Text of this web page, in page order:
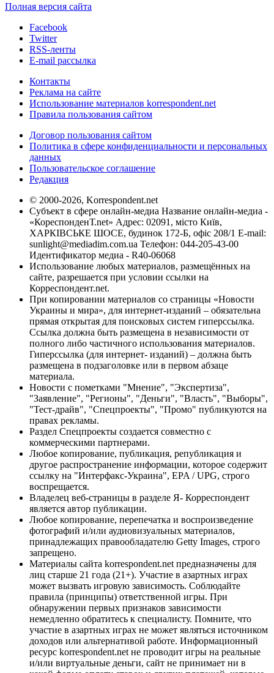
Полная версия сайта
Facebook
Twitter
RSS-ленты
E-mail рассылка
Контакты
Реклама на сайте
Использование материалов korrespondent.net
Правила пользования сайтом
Договор пользования сайтом
Политика в сфере конфиденциальности и персональных
данных
Пользовательское соглашение
Редакция
© 2000-2026, Korrespondent.net
Субъект в сфере онлайн-медиа Название онлайн-медиа -
«КореспонденТ.net» Адрес: 02091, місто Київ,
ХАРКІВСЬКЕ ШОСЕ, будинок 172-Б, офіс 208/1 E-mail:
sunlight@mediadim.com.ua Телефон: 044-205-43-00
Идентификатор медиа - R40-06068
Использование любых материалов, размещённых на
сайте, разрешается при условии ссылки на
Корреспондент.net.
При копировании материалов со страницы «Новости
Украины и мира», для интернет-изданий – обязательна
прямая открытая для поисковых систем гиперссылка.
Ссылка должна быть размещена в независимости от
полного либо частичного использования материалов.
Гиперссылка (для интернет- изданий) – должна быть
размещена в подзаголовке или в первом абзаце
материала.
Новости с пометками "Мнение", "Экспертиза",
"Заявление", "Регионы", "Деньги", "Власть", "Выборы",
"Тест-драйв", "Спецпроекты", "Промо" публикуются на
правах рекламы.
Раздел Спецпроекты создается совместно с
коммерческими партнерами.
Любое копирование, публикация, републикация и
другое распространение информации, которое содержит
ссылку на "Интерфакс-Украина", EPA / UPG, строго
воспрещается.
Владелец веб-страницы в разделе Я- Корреспондент
является автор публикации.
Любое копирование, перепечатка и воспроизведение
фотографий и/или аудиовизуальных материалов,
принадлежащих правообладателю Getty Images, строго
запрещено.
Материалы сайта korrespondent.net предназначены для
лиц старше 21 года (21+). Участие в азартных играх
может вызвать игровую зависимость. Соблюдайте
правила (принципы) ответственной игры. При
обнаружении первых признаков зависимости
немедленно обратитесь к специалисту. Помните, что
участие в азартных играх не может являться источником
доходов или альтернативой работе. Информационный
ресурс korrespondent.net не проводит игры на реальные
и/или виртуальные деньги, сайт не принимает ни в